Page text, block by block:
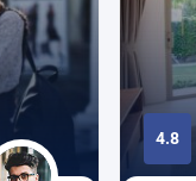
4.8